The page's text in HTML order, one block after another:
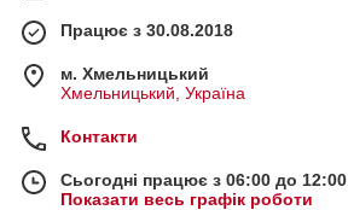
Працює з 30.08.2018
м. Хмельницький
Хмельницький, Україна
Контакти
Сьогодні працює з 06:00 до 12:00
Показати весь графік роботи